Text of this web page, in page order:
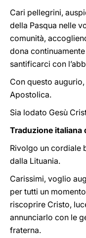
Cari pellegrini,
della Pasqua nelle
comunità,
dona
santificarci con
Con questo
Apostolica.
Sia lodato Gesù
Traduzione italiana
Rivolgo un cordiale
dalla Lituania.
Carissimi, voglio
per tutti un
riscoprire Cristo,
annunciarlo con le
fraterna.